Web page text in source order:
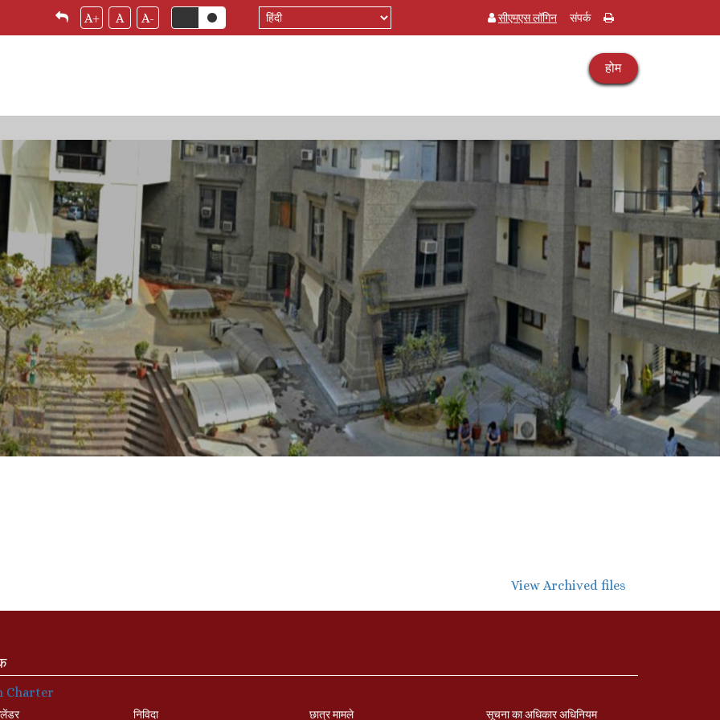
A+ A A-
Select
your
सीएमएस लॉगिन संपर्क
होम
View Archived files
Charter
निविदा छात्र मामले सूचना का अधिकार अधिनियम